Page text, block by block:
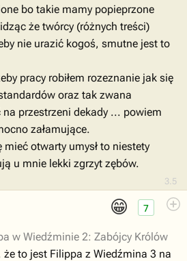
3.5
bo takie mamy popieprzone
że twórcy (różnych treści)
nie urazić kogoś, smutne jest to
pracy robiłem rozeznanie jak się
oraz tak zwana
przestrzeni dekady ... powiem
załamujące.
otwarty umysł to niestety
u mnie lekki zgrzyt zębów.
😁 7
w Wiedźminie 2: Zabójcy Królów
to jest Filippa z Wiedźmina 3 na